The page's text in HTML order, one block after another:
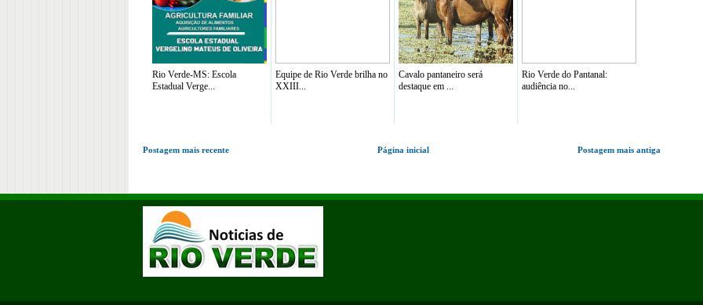
Rio Verde-MS: Escola
Estadual Verge...
Equipe de Rio Verde brilha no
XXIII...
Cavalo pantaneiro será
destaque em ...
Rio Verde do Pantanal:
audiência no...
Postagem mais recente Postagem mais antiga
Página inicial